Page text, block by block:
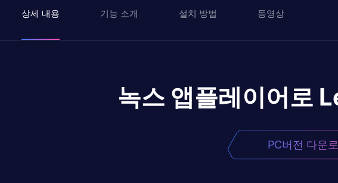
상세 내용 기능 소개 설치 방법 동영상
녹스 앱플레이어로
PC버전 다운